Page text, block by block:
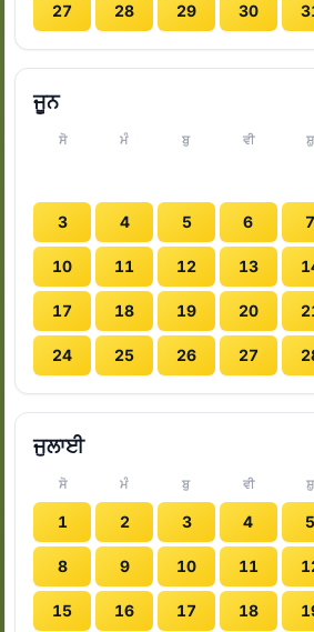
27 28 29 30
ਜੂਨ
ਸੋ ਮੰ ਬੁ ਵੀ ਸ਼ੁ
3 4 5 6 7
10 11 12 13
17 18 19 20
24 25 26 27
ਜੁਲਾਈ
ਸੋ ਮੰ ਬੁ ਵੀ ਸ਼ੁ
1 2 3 4 5
8 9 10 11
15 16 17 18